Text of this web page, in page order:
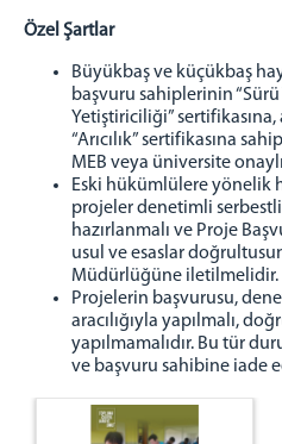
Özel Şartlar
Büyükbaş ve küçükbaş
başvuru sahiplerinin
Yetiştiriciliği” sertifikasına,
“Arıcılık” sertifikasına
MEB veya üniversite
Eski hükümlülere yönelik
projeler denetimli
hazırlanmalı ve Proje
usul ve esaslar
Müdürlüğüne iletilmelidir.
Projelerin başvurusu,
aracılığıyla yapılmalı,
yapılmamalıdır. Bu tür
ve başvuru sahibine iade